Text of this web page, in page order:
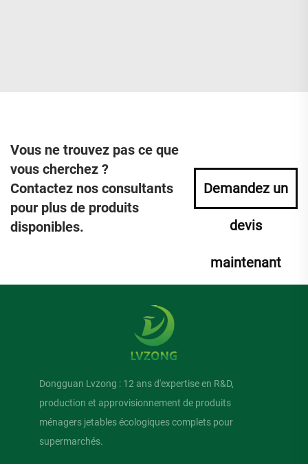
Vous ne trouvez pas ce que
vous cherchez ?
Contactez nos consultants
pour plus de produits
disponibles.
Demandez un
devis
maintenant
Dongguan Lvzong : 12 ans d'expertise en R&D,
production et approvisionnement de produits
ménagers jetables écologiques complets pour
supermarchés.